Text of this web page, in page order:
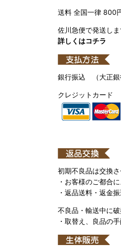
送料 全国一律 800
佐川急便で発送しま
詳しくはコチラ
銀行振込 （大正銀
クレジットカード
初期不良品は交換さ
・お客様のご都合
・返品送料・返金
不良品・輸送中に
・取替え、良品の